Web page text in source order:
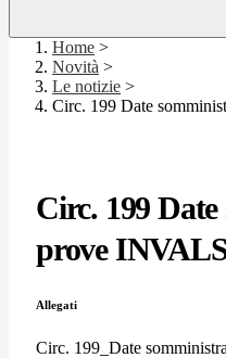
Home >
Novità >
Le notizie >
Circ. 199 Date
Circ. 199
prove
Allegati
Circ. 199_Date